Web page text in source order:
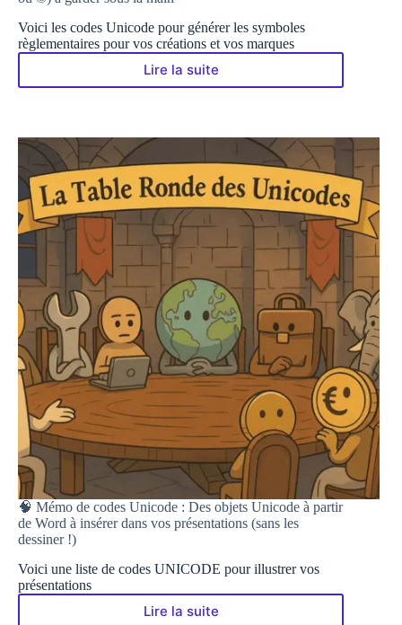
Voici les codes Unicode pour générer les symboles
règlementaires pour vos créations et vos marques
Lire la suite
🧠
règlementaires
(type
Copyright
ou
©)
à
garder
sous
la
main
🧠 Mémo de codes Unicode : Des objets Unicode à partir
de Word à insérer dans vos présentations (sans les
dessiner !)
Voici une liste de codes UNICODE pour illustrer vos
présentations
Lire la suite
🧠